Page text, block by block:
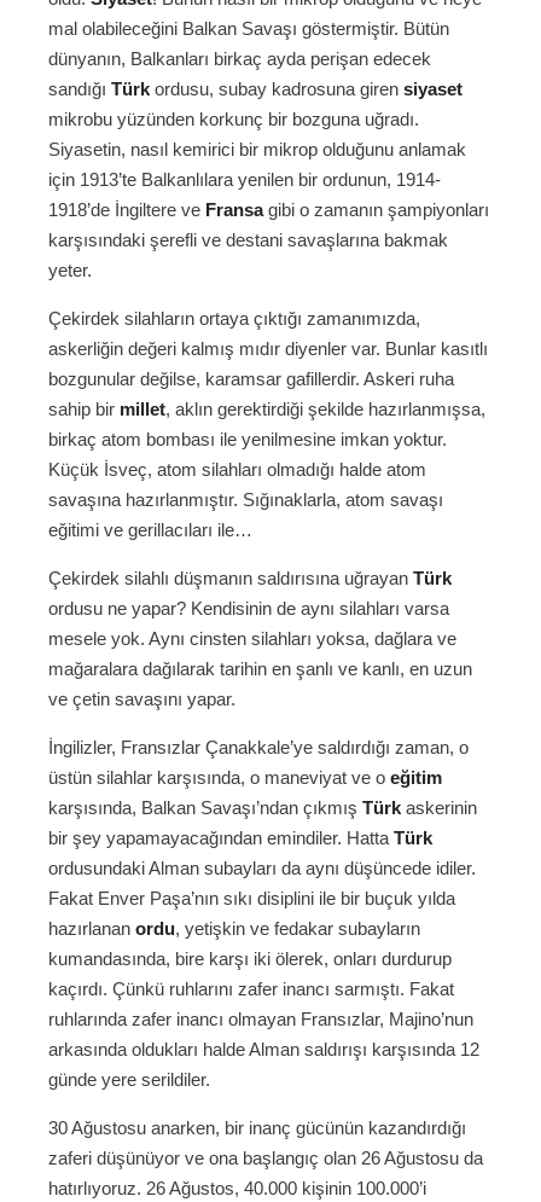
mal olabileceğini Balkan Savaşı göstermiştir. Bütün
dünyanın, Balkanları birkaç ayda perişan edecek
sandığı Türk ordusu, subay kadrosuna giren siyaset
mikrobu yüzünden korkunç bir bozguna uğradı.
Siyasetin, nasıl kemirici bir mikrop olduğunu anlamak
için 1913’te Balkanlılara yenilen bir ordunun, 1914-
1918’de İngiltere ve Fransagibi o zamanın şampiyonları
karşısındaki şerefli ve destani savaşlarına bakmak
yeter.
Çekirdek silahların ortaya çıktığı zamanımızda,
askerliğin değeri kalmış mıdır diyenler var. Bunlar kasıtlı
bozgunular değilse, karamsar gafillerdir. Askeri ruha
sahip bir millet, aklın gerektirdiği şekilde hazırlanmışsa,
birkaç atom bombası ile yenilmesine imkan yoktur.
Küçük İsveç, atom silahları olmadığı halde atom
savaşına hazırlanmıştır. Sığınaklarla, atom savaşı
eğitimi ve gerillacıları ile…
Çekirdek silahlı düşmanın saldırısına uğrayan Türk
ordusu ne yapar? Kendisinin de aynı silahları varsa
mesele yok. Aynı cinsten silahları yoksa, dağlara ve
mağaralara dağılarak tarihin en şanlı ve kanlı, en uzun
ve çetin savaşını yapar.
İngilizler, Fransızlar Çanakkale’ye saldırdığı zaman, o
üstün silahlar karşısında, o maneviyat ve o eğitim
karşısında, Balkan Savaşı’ndan çıkmış Türk askerinin
bir şey yapamayacağından emindiler. Hatta Türk
ordusundaki Alman subayları da aynı düşüncede idiler.
Fakat Enver Paşa’nın sıkı disiplini ile bir buçuk yılda
hazırlanan ordu, yetişkin ve fedakar subayların
kumandasında, bire karşı iki ölerek, onları durdurup
kaçırdı. Çünkü ruhlarını zafer inancı sarmıştı. Fakat
ruhlarında zafer inancı olmayan Fransızlar, Majino’nun
arkasında oldukları halde Alman saldırışı karşısında 12
günde yere serildiler.
30 Ağustosu anarken, bir inanç gücünün kazandırdığı
zaferi düşünüyor ve ona başlangıç olan 26 Ağustosu da
hatırlıyoruz. 26 Ağustos, 40.000 kişinin 100.000’i